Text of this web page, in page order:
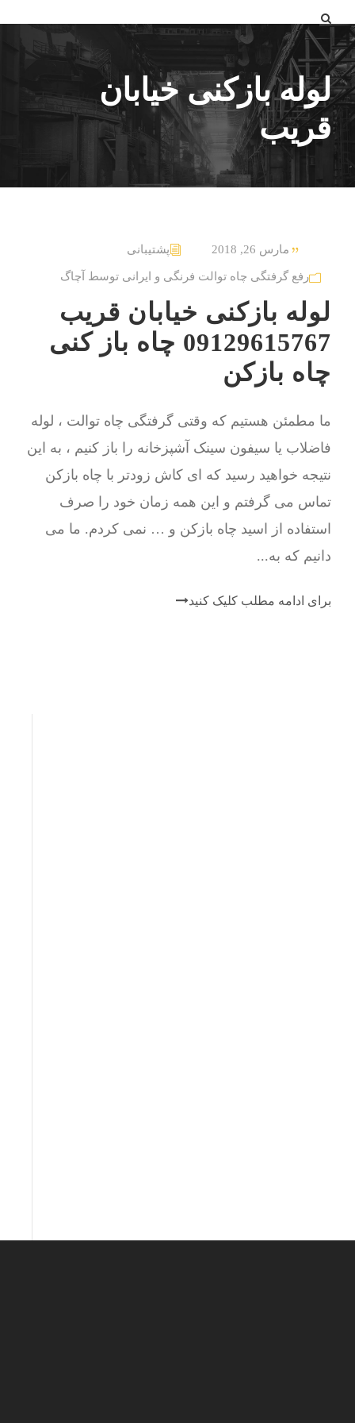
لوله بازکنی خیابان
قریب
مارس 26, 2018 پشتیبانی
رفع گرفتگی چاه توالت فرنگی و ایرانی توسط آچاگ
لوله بازکنی خیابان قریب
09129615767 چاه باز کنی
چاه بازکن
ما مطمئن هستیم که وقتی گرفتگی چاه توالت ، لوله
فاضلاب یا سیفون سینک آشپزخانه را باز کنیم ، به این
نتیجه خواهید رسید که ای کاش زودتر با چاه بازکن
تماس می گرفتم و این همه زمان خود را صرف
استفاده از اسید چاه بازکن و … نمی کردم. ما می
دانیم که به...
برای ادامه مطلب کلیک کنید